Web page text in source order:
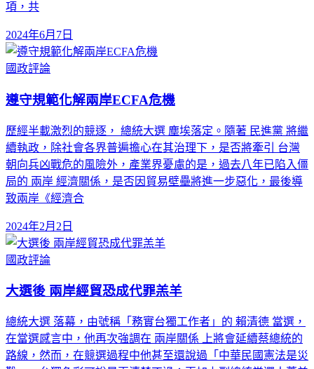
項，共
2024年6月7日
國政評論
遵守規範化解兩岸ECFA危機
歷經半載激烈的競逐， 總統大選 塵埃落定。隨著 民進黨 將繼
續執政，除社會各界普遍擔心在其治理下，是否將牽引 台灣
朝向兵凶戰危的風險外，產業界憂慮的是，過去八年已陷入僵
局的 兩岸 經濟關係，是否因貿易壁壘將進一步惡化，最後導
致兩岸《經濟合
2024年2月2日
國政評論
大選後 兩岸經貿恐成代罪羔羊
總統大選 落幕，由號稱「務實台獨工作者」的 賴清德 當選，
在當選感言中，他再次強調在 兩岸關係 上將會延續蔡總統的
路線，然而，在競選過程中他甚至還說過「中華民國憲法是災